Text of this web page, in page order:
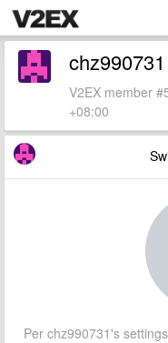
chz990731
V2EX member
+08:00
Per chz990731's